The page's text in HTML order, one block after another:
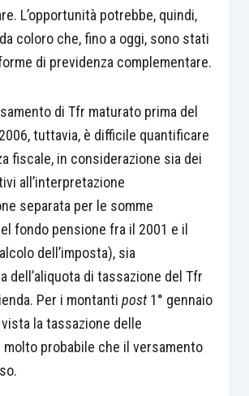
L’opportunità potrebbe, quindi,
coloro che, fino a oggi, sono stati
di previdenza complementare.
di Tfr maturato prima del
tuttavia, è difficile quantificare
fiscale, in considerazione sia dei
all’interpretazione
separata per le somme
fondo pensione fra il 2001 e il
dell’imposta), sia
dell’aliquota di tassazione del Tfr
Per i montanti post1° gennaio
la tassazione delle
molto probabile che il versamento